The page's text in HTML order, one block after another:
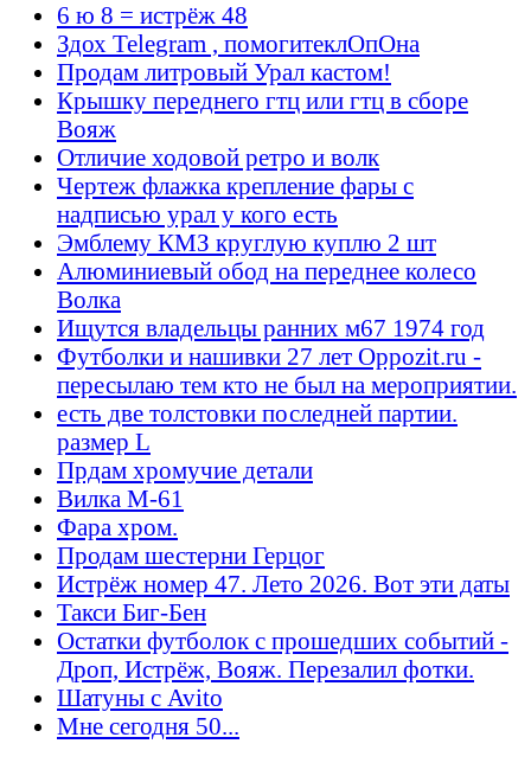
6 ю 8 = истрёж 48
Здох Telegram , помогитеклОпОна
Продам литровый Урал кастом!
Крышку переднего гтц или гтц в сборе
Вояж
Отличие ходовой ретро и волк
Чертеж флажка крепление фары с
надписью урал у кого есть
Эмблему КМЗ круглую куплю 2 шт
Алюминиевый обод на переднее колесо
Волка
Ищутся владельцы ранних м67 1974 год
Футболки и нашивки 27 лет Oppozit.ru -
пересылаю тем кто не был на мероприятии.
есть две толстовки последней партии.
размер L
Прдам хромучие детали
Вилка М-61
Фара хром.
Продам шестерни Герцог
Истрёж номер 47. Лето 2026. Вот эти даты
Такси Биг-Бен
Остатки футболок с прошедших событий -
Дроп, Истрёж, Вояж. Перезалил фотки.
Шатуны с Avito
Мне сегодня 50...